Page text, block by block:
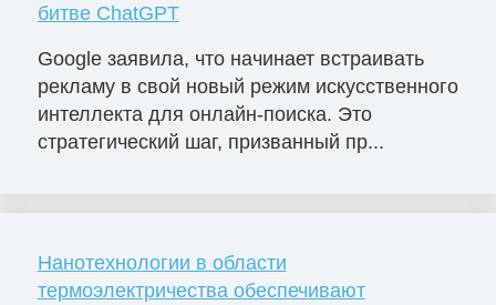
битве ChatGPT
Google заявила, что начинает встраивать
рекламу в свой новый режим искусственного
интеллекта для онлайн-поиска. Это
стратегический шаг, призванный пр...
Нанотехнологии в области
термоэлектричества обеспечивают